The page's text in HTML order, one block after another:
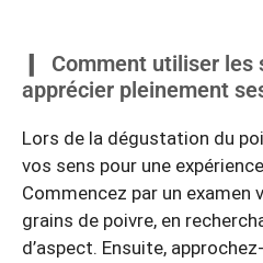
Comment utiliser les
apprécier pleinement
Lors de la dégustation du
vos sens pour une
Commencez par un
grains de poivre, en
d’aspect. Ensuite,